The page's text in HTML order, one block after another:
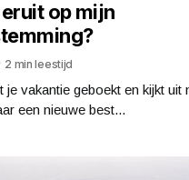
op mijn
2 min leestijd
je vakantie geboekt en kijkt uit
een nieuwe best...